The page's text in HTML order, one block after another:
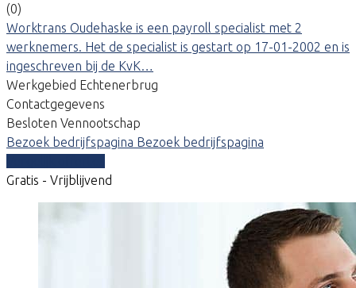
(0)
Worktrans Oudehaske is een payroll specialist met 2
werknemers. Het de specialist is gestart op 17-01-2002 en is
ingeschreven bij de KvK…
Werkgebied Echtenerbrug
Contactgegevens
Besloten Vennootschap
Bezoek bedrijfspagina Bezoek bedrijfspagina
Gratis - Vrijblijvend